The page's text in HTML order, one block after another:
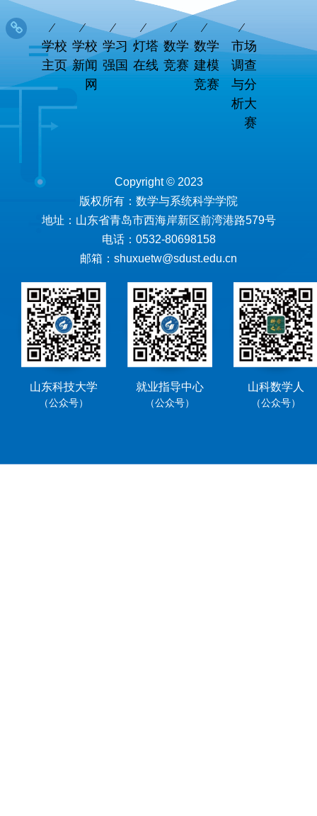
学校
主页
学校
新闻
网
学习
强国
灯塔
在线
数学
竞赛
数学
建模
竞赛
市场
调查
与分
析大
赛
Copyright © 2023
版权所有：数学与系统科学学院
地址：山东省青岛市西海岸新区前湾港路579号
电话：0532-80698158
邮箱：shuxuetw@sdust.edu.cn
山东科技大学
（公众号）
就业指导中心
（公众号）
山科数学人
（公众号）